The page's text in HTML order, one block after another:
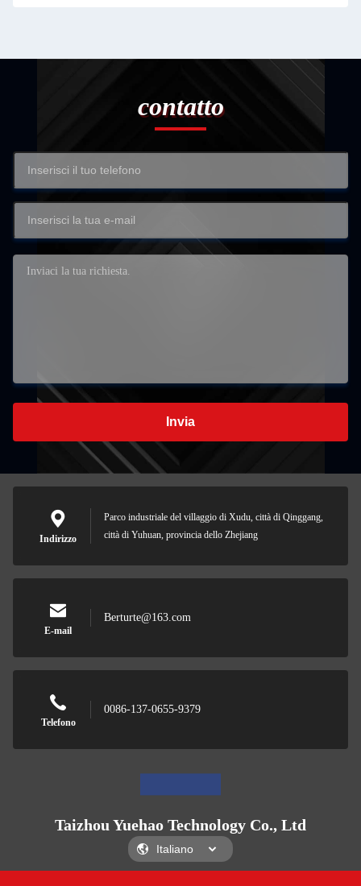
contatto
Invia
Indirizzo
Parco industriale del villaggio di Xudu, città di Qinggang,
città di Yuhuan, provincia dello Zhejiang
E-mail
Berturte@163.com
Telefono
0086-137-0655-9379
Taizhou Yuehao Technology Co., Ltd